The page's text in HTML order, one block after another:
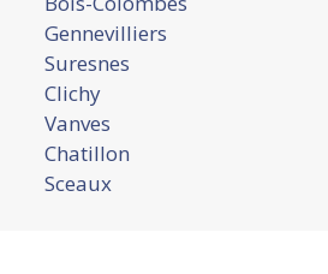
Gennevilliers
Suresnes
Clichy
Vanves
Chatillon
Sceaux